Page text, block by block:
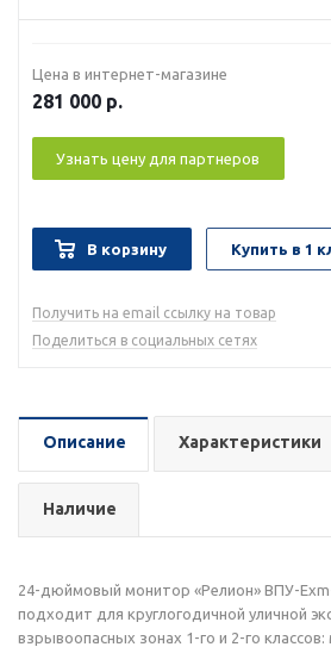
Цена в интернет-магазине
281 000 р.
Узнать цену для партнеров
В корзину Купить в 1
Получить на email ссылку на товар
Поделиться в социальных сетях
Описание Характеристики
Наличие
24-дюймовый монитор «Релион» ВПУ-
подходит для круглогодичной уличной
взрывоопасных зонах 1-го и 2-го